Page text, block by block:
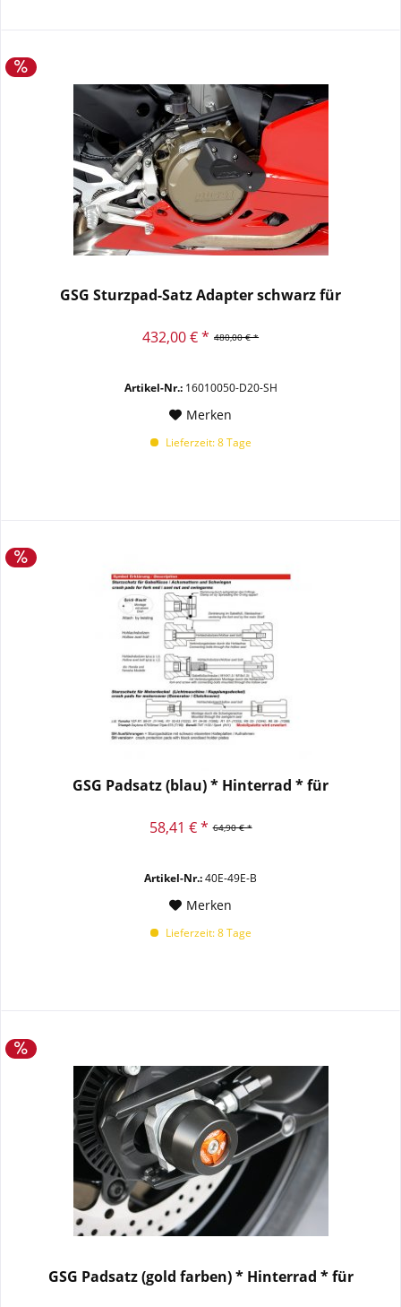
GSG Sturzpad-Satz Adapter schwarz für
480,00 € *
432,00 € *
Artikel-Nr.:16010050-D20-SH
Merken
Lieferzeit: 8 Tage
GSG Padsatz (blau) * Hinterrad * für
64,90 € *
58,41 € *
Artikel-Nr.:40E-49E-B
Merken
Lieferzeit: 8 Tage
GSG Padsatz (gold farben) * Hinterrad * für